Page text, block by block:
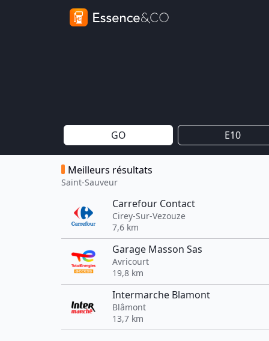
GO E10
Meilleurs résultats
Saint-Sauveur
Carrefour Contact
Cirey-Sur-Vezouze
7,6 km
Garage Masson Sas
Avricourt
19,8 km
Intermarche Blamont
Blâmont
13,7 km